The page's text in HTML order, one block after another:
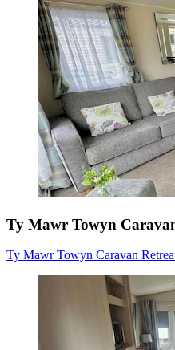
Ty Mawr Towyn
Ty Mawr Towyn Caravan